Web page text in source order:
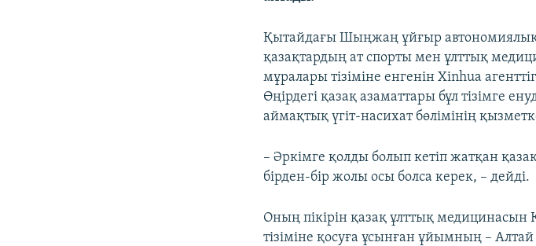
Қытайдағы Шыңжаң ұйғыр
қазақтардың ат спорты мен ұлттық
мұралары тізіміне енгенін Xinhua
Өңірдегі қазақ азаматтары бұл тізімге
аймақтық үгіт-насихат бөлімінің
– Әркімге қолды болып кетіп жатқан
бірден-бір жолы осы болса керек, – дейді.
Оның пікірін қазақ ұлттық
тізіміне қосуға ұсынған ұйымның –